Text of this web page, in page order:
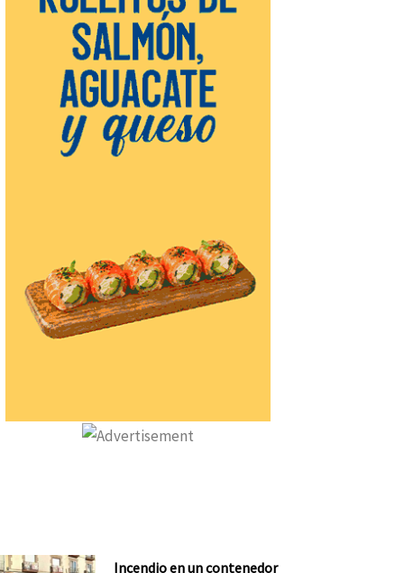
Incendio en un contenedor